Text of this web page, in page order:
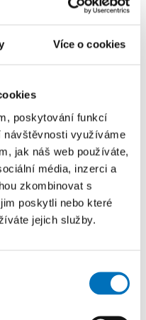
Více o cookies
poskytování funkcí
návštěvnosti využíváme
jak náš web používáte,
média, inzerci a
zkombinovat s
poskytli nebo které
jejich služby.